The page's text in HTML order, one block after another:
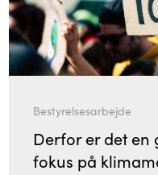
Bestyrelsesarbejde
Derfor er det
fokus på